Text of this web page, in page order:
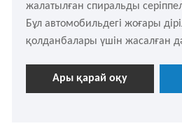
жалатылған спиральды
Бұл автомобильдегі жоғары
қолданбалары үшін жасалған
қола сымын қолданамыз және
және қаптау процесі арқылы
Ары қарай оқу